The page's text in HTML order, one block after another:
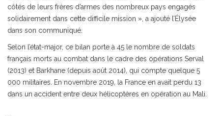
côtés de leurs frères d’armes des nombreux pays engagés
solidairement dans cette difficile mission », a ajouté l’Élysée
dans son communiqué.
Selon l’état-major, ce bilan porte à 45 le nombre de soldats
français morts au combat dans le cadre des opérations Serval
(2013) et Barkhane (depuis août 2014), qui compte quelque 5
000 militaires. En novembre 2019, la France en avait perdu 13
dans un accident entre deux hélicoptères en opération au Mali.